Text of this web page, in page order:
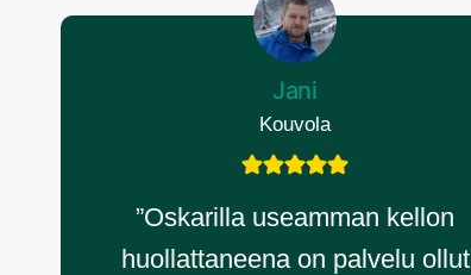
Jani
Kouvola
”Oskarilla useamman kellon
huollattaneena on palvelu ollut